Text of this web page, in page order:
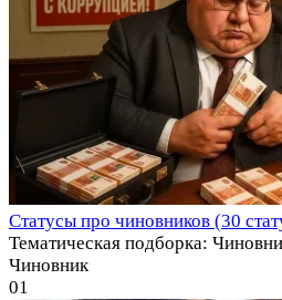
Статусы про чиновников (30
Тематическая подборка:
Чиновник
01